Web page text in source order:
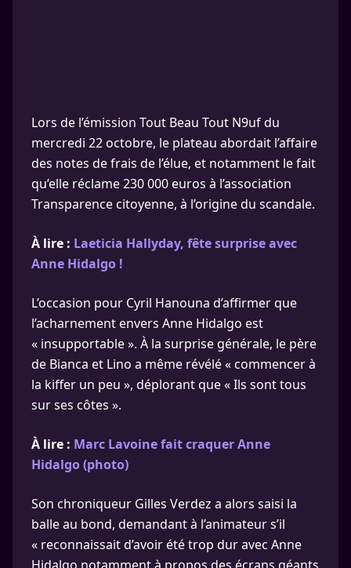
Lors de l’émission Tout Beau Tout N9uf du
mercredi 22 octobre, le plateau abordait l’affaire
des notes de frais de l’élue, et notamment le fait
qu’elle réclame 230 000 euros à l’association
Transparence citoyenne, à l’origine du scandale.
À lire : Laeticia Hallyday, fête surprise avec
Anne Hidalgo !
L’occasion pour Cyril Hanouna d’affirmer que
l’acharnement envers Anne Hidalgo est
« insupportable ». À la surprise générale, le père
de Bianca et Lino a même révélé « commencer à
la kiffer un peu », déplorant que « Ils sont tous
sur ses côtes ».
À lire : Marc Lavoine fait craquer Anne
Hidalgo (photo)
Son chroniqueur Gilles Verdez a alors saisi la
balle au bond, demandant à l’animateur s’il
« reconnaissait d’avoir été trop dur avec Anne